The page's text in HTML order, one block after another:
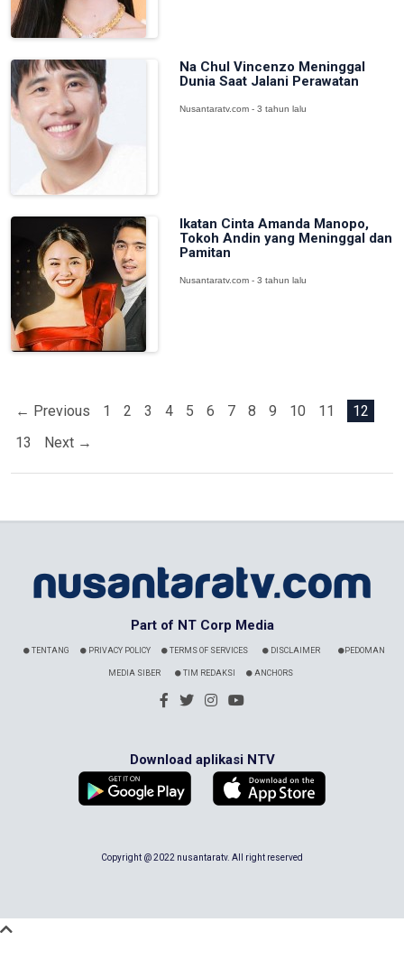
Na Chul Vincenzo Meninggal
Dunia Saat Jalani Perawatan
Nusantaratv.com - 3 tahun lalu
Ikatan Cinta Amanda Manopo,
Tokoh Andin yang Meninggal dan
Pamitan
Nusantaratv.com - 3 tahun lalu
← Previous 1 2 3 4 5 6 7 8 9 10 11
12
13
Next →
Part of NT Corp Media
TENTANG PRIVACY POLICY TERMS OF SERVICES DISCLAIMER PEDOMAN
MEDIA SIBER TIM REDAKSI ANCHORS
Download aplikasi NTV
Copyright @ 2022 nusantaratv. All right reserved